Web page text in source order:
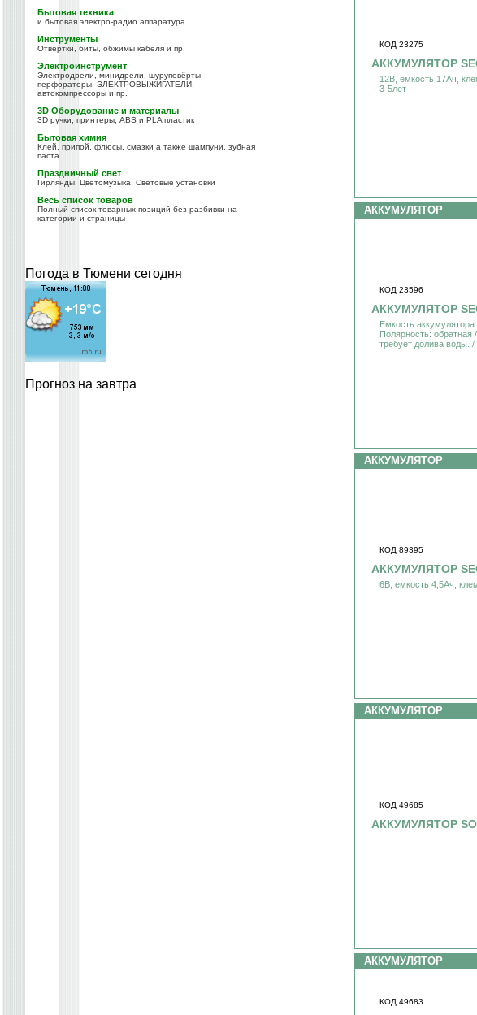
Бытовая техника
и бытовая электро-радио аппаратура
Инструменты
Отвёртки, биты, обжимы кабеля и пр.
Электроинструмент
Электродрели, минидрели, шуруповёрты,
перфораторы, ЭЛЕКТРОВЫЖИГАТЕЛИ,
автокомпрессоры и пр.
3D Оборудование и материалы
3D ручки, принтеры, ABS и PLA пластик
Бытовая химия
Клей, припой, флюсы, смазки а также шампуни, зубная
паста
Праздничный свет
Гирлянды, Цветомузыка, Световые установки
Весь список товаров
Полный список товарных позиций без разбивки на
категории и страницы
Погода в Тюмени сегодня
Прогноз на завтра
КОД 23275
АККУМУЛЯТОР
12В, емкость 17Ач,
3-5лет
АККУМУЛЯТОР
КОД 23596
АККУМУЛЯТОР
Емкость
Полярность:
требует долива воды.
АККУМУЛЯТОР
КОД 89395
АККУМУЛЯТОР
6В, емкость 4,5Ач,
АККУМУЛЯТОР
КОД 49685
АККУМУЛЯТОР
АККУМУЛЯТОР
КОД 49683